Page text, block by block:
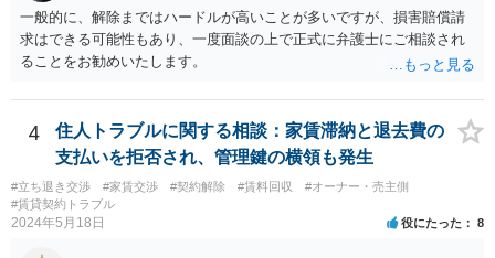
一般的に、解除まではハードルが高いことが多いですが、損害賠償請
求はできる可能性もあり、一度面談の上で正式に弁護士にご相談され
ることをお勧めいたします。
4
住人トラブルに関する相談：家賃滞納と退去費の
支払いを拒否され、管理鍵の横領も発生
#立ち退き交渉 #家賃交渉 #契約解除 #賃料回収
#オーナー・売主側
#賃貸契約トラブル
2024年5月18日 役にたった 8